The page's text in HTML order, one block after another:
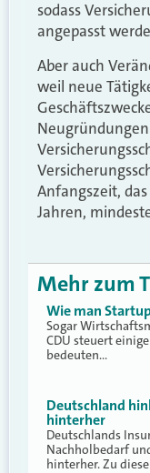
sodass
angepasst
Aber auch
weil neue
Anfangszeit,
Jahren,
Mehr zum
Wie man
Sogar
CDU steuert
bedeuten…
Deutschland
hinterher
Deutschlands
Nachholbedarf
hinterher. Zu